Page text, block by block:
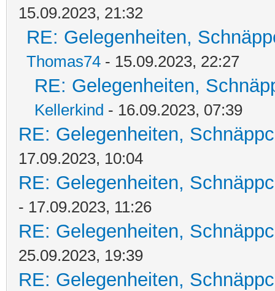
15.09.2023, 21:32
RE: Gelegenheiten,
Thomas74 - 15.09.2023, 22:27
RE: Gelegenheiten,
Kellerkind - 16.09.2023, 07:39
RE: Gelegenheiten,
17.09.2023, 10:04
RE: Gelegenheiten,
- 17.09.2023, 11:26
RE: Gelegenheiten,
25.09.2023, 19:39
RE: Gelegenheiten,